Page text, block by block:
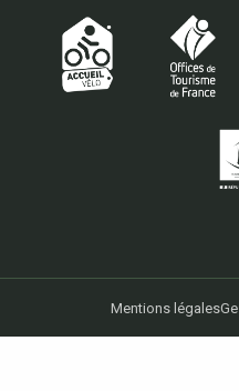
Mentions légales